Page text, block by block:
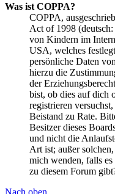
Was ist COPPA?
COPPA,
Act of 1998
von Kindern im
USA, welches
persönliche Daten
hierzu die
der
bist, ob dies auf dich
registrieren
Beistand zu Rate.
Besitzer dieses
und nicht die
Art ist; außer
mich wenden, falls
zu diesem Forum
Nach oben